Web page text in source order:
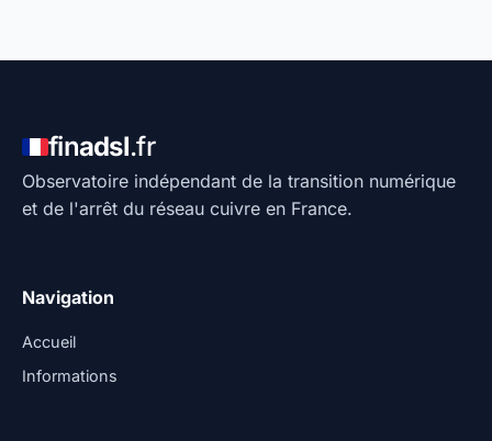
finadsl.fr
Observatoire indépendant de la transition numérique
et de l'arrêt du réseau cuivre en France.
Navigation
Accueil
Informations